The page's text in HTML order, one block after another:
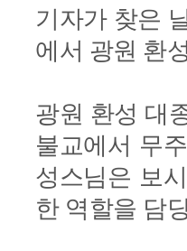
기자가 찾은
에서 광원 환
광원 환성 대
불교에서 무
성스님은 보
한 역할을 담